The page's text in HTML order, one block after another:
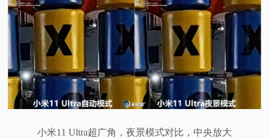
小米11 Ultra超广角，夜景模式对比，中央放大